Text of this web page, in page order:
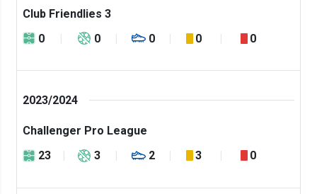
Club Friendlies 3
0
0 0 0 0
2023/2024
Challenger Pro League
23
3 2 3 0